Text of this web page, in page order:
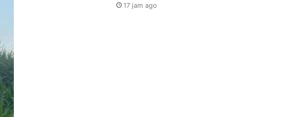
17 jam ago